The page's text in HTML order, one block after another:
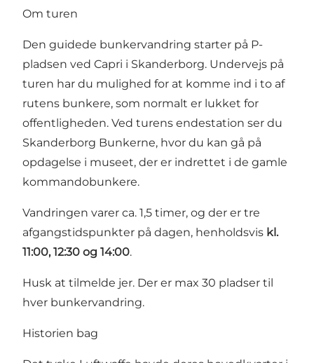
Om turen
Den guidede bunkervandring starter på P-
pladsen ved Capri i Skanderborg. Undervejs på
turen har du mulighed for at komme ind i to af
rutens bunkere, som normalt er lukket for
offentligheden. Ved turens endestation ser du
Skanderborg Bunkerne, hvor du kan gå på
opdagelse i museet, der er indrettet i de gamle
kommandobunkere.
Vandringen varer ca. 1,5 timer, og der er tre
afgangstidspunkter på dagen, henholdsvis kl.
11:00, 12:30 og 14:00.
Husk at tilmelde jer. Der er max 30 pladser til
hver bunkervandring.
Historien bag